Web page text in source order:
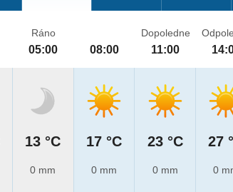
Ráno
05:00
13 °C
0 mm
08:00
17 °C
0 mm
Dopoledne
11:00
23 °C
0 mm
27
0